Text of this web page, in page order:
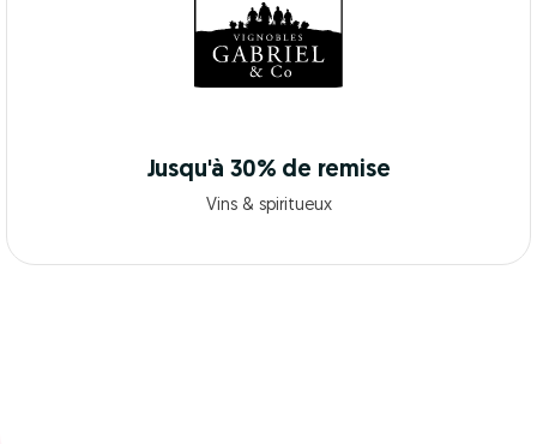
Jusqu'à 30% de remise
Vins & spiritueux